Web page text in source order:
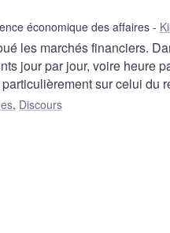
économique des affaires
les marchés financiers.
jour par jour, voire heure
sur celui du
, Discours